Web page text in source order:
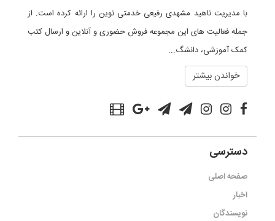
با مدیریت ناهید مشهدی رفیعی خدمتی نوین را ارائه کرده است. از
جمله فعالیت های این مجموعه فروش حضوری و آنلاین و ارسال کتب
کمک آموزشی، دانشگ...
خواندن بیشتر
دسترسی
صفحه اصلی
اخبار
نویسندگان